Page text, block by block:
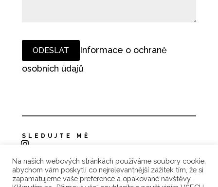
Informace o ochraně
osobních údajů
SLEDUJTE MĚ
Zásady ochrany osobních údajů
Reklamace a vrácení zboží
Na našich webových stránkách používáme soubory cookie,
abychom vám poskytli co nejrelevantnější zážitek tím, že si
zapamatujeme vaše preference a opakované návštěvy.